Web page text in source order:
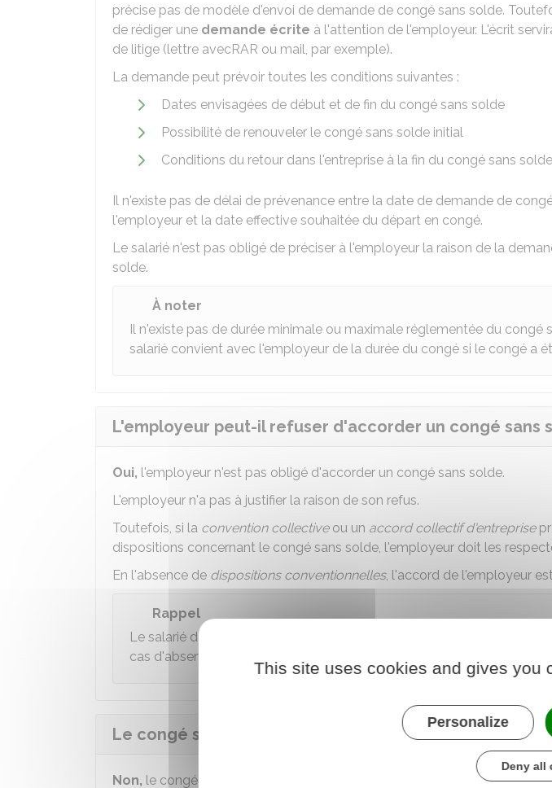
précise pas de modèle d'envoi de demande de congé sans solde.
de rédiger une demande écrite à l'attention de l'employeur. L'écrit
de litige (lettre avecRAR ou mail, par exemple).
La demande peut prévoir toutes les conditions suivantes :
Dates envisagées de début et de fin du congé sans solde
Possibilité de renouveler le congé sans solde initial
Conditions du retour dans l'entreprise à la fin du congé sans solde
Il n'existe pas de délai de prévenance entre la date de demande de
l'employeur et la date effective souhaitée du départ en congé.
Le salarié n'est pas obligé de préciser à l'employeur la raison de la
solde.
À noter
Il n'existe pas de durée minimale ou maximale réglementée du congé
salarié convient avec l'employeur de la durée du congé si le congé a
L'employeur peut-il refuser d'accorder un congé sans
Oui, l'employeur n'est pas obligé d'accorder un congé sans solde.
L'employeur n'a pas à justifier la raison de son refus.
Toutefois, si la convention collectiveou un accord collectif d'entreprise
dispositions concernant le congé sans solde, l'employeur doit les
En l'absence de dispositions conventionnelles, l'accord de l'employeur
Rappel
Le salarié doit obtenir l'accord de son employeur pour prendre un
cas d'absence injustifiée, le salarié peut être licencié pour
Le congé sans solde est-il rémunéré ?
Non, le congé sans solde
This site uses cookies and gives you
Personalize
Deny all